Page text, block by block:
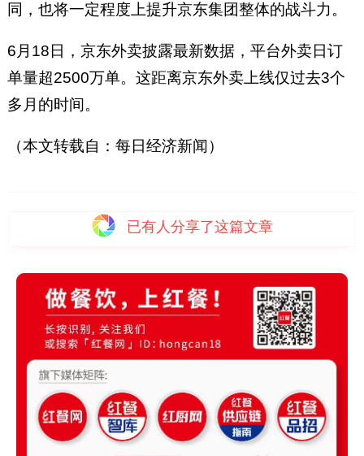
同，也将一定程度上提升京东集团整体的战斗力。
6月18日，京东外卖披露最新数据，平台外卖日订
单量超2500万单。这距离京东外卖上线仅过去3个
多月的时间。
（本文转载自：每日经济新闻）
已有人分享了这篇文章